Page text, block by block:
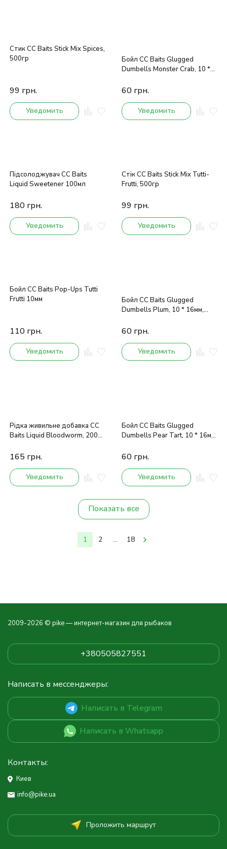
Стик CC Baits Stick Mix Spices,
500гр
99 грн.
Уведомить
Бойл CC Baits Glugged
Dumbells Monster Crab, 10 *
60 грн.
Уведомить
Підсолоджувач CC Baits
Liquid Sweetener 100мл
180 грн.
Уведомить
Стік CC Baits Stick Mix Tutti-
Frutti, 500гр
99 грн.
Уведомить
Бойл CC Baits Pop-Ups Tutti
Frutti 10мм
110 грн.
Уведомить
Бойл CC Baits Glugged
Dumbells Plum, 10 * 16мм,
60 грн.
Уведомить
Рідка живильне добавка CC
Baits Liquid Bloodworm, 200
165 грн.
Уведомить
Бойл CC Baits Glugged
Dumbells Pear Tart, 10 * 16мм,
60 грн.
Уведомить
Показать все
1 2 ... 18
2009-2026 © pike — интернет-магазин для рыбаков
+380505827551
Написать в мессенджеры:
Написать в Telegram
Написать в Whatsapp
Контакты:
Киев
info@pike.ua
Проложить маршрут